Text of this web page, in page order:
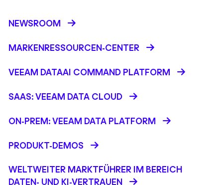
NEWSROOM
MARKENRESSOURCEN-CENTER
VEEAM DATAAI COMMAND PLATFORM
SAAS: VEEAM DATA CLOUD
ON-PREM: VEEAM DATA PLATFORM
PRODUKT-DEMOS
WELTWEITER MARKTFÜHRER IM BEREICH
DATEN- UND KI-VERTRAUEN